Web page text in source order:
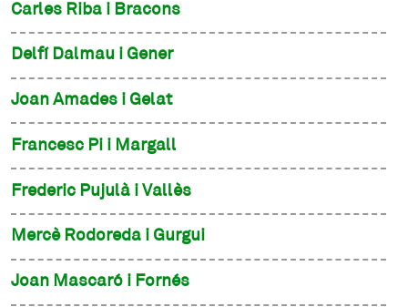
Carles Riba i Bracons
Delfí Dalmau i Gener
Joan Amades i Gelat
Francesc Pi i Margall
Frederic Pujulà i Vallès
Mercè Rodoreda i Gurgui
Joan Mascaró i Fornés